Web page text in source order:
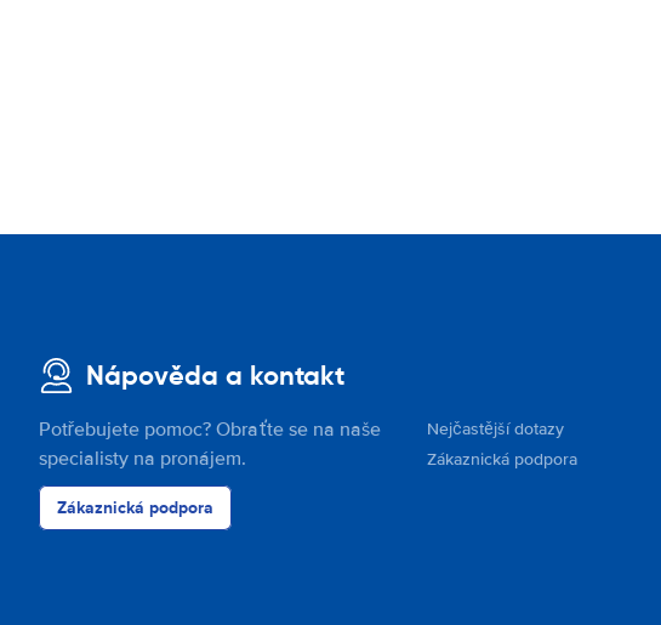
Nápověda a kontakt
Potřebujete pomoc? Obraťte se na naše
specialisty na pronájem.
Zákaznická podpora
Nejčastější dotazy
Zákaznická podpora